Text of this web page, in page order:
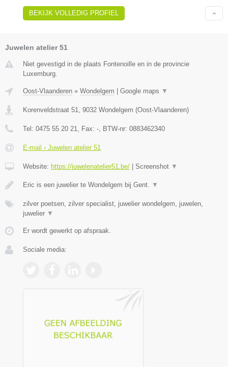
BEKIJK VOLLEDIG PROFIEL
Juwelen atelier 51
Niet gevestigd in de plaats Fontenoille en in de provincie
Luxemburg.
Oost-Vlaanderen » Wondelgem Google maps ▼
Korenveldstraat 51, 9032 Wondelgem (Oost-Vlaanderen)
Tel: 0475 55 20 21, Fax: -, BTW-nr: 0883462340
E-mail › Juwelen atelier 51
Website: https://juwelenatelier51.be/ Screenshot ▼
Eric is een juwelier te Wondelgem bij Gent. ▼
zilver poetsen, zilver specialist, juwelier wondelgem, juwelen,
juwelier ▼
Er wordt gewerkt op afspraak.
Sociale media: